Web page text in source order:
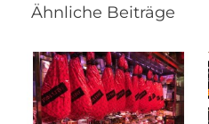
Ähnliche Beiträge